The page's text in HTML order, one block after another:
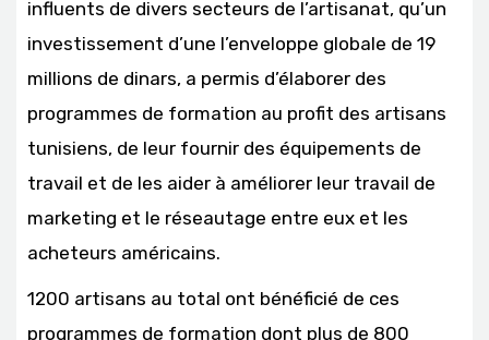
influents de divers secteurs de l’artisanat, qu’un
investissement d’une l’enveloppe globale de 19
millions de dinars, a permis d’élaborer des
programmes de formation au profit des artisans
tunisiens, de leur fournir des équipements de
travail et de les aider à améliorer leur travail de
marketing et le réseautage entre eux et les
acheteurs américains.
1200 artisans au total ont bénéficié de ces
programmes de formation dont plus de 800